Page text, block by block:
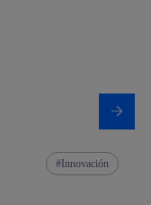
Innovación